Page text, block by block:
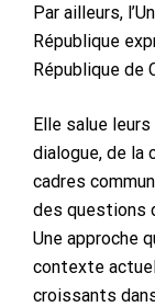
Par ailleurs,
République
République de
Elle salue
dialogue, de la
cadres
des questions
Une approche
contexte
croissants